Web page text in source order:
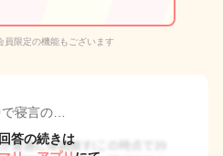
限定の機能もございます
寝言の…
答の続きは